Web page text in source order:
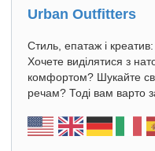
Urban Outfitters
Стиль, епатаж і
Хочете виділятися з
комфортом? Шукайте
речам? Тоді вам варто